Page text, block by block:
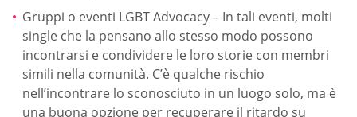
Gruppi o eventi LGBT Advocacy – In tali eventi, molti
single che la pensano allo stesso modo possono
incontrarsi e condividere le loro storie con membri
simili nella comunità. C’è qualche rischio
nell’incontrare lo sconosciuto in un luogo solo, ma è
una buona opzione per recuperare il ritardo su